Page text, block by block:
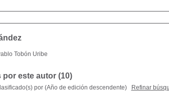
Tobón Uribe
este autor (10)
por (Año de edición descendente) Refinar